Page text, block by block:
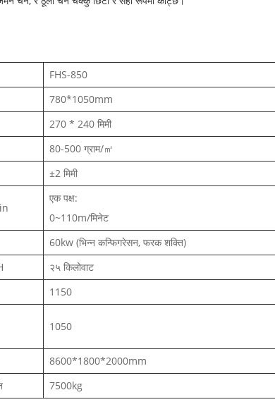
FHS-850
780*1050mm
270 * 240 मिमी
80-500 ग्राम/㎡
±2 मिमी
एक पक्ष:
0~110m/मिनेट
60kw (भिन्न कन्फिगरेसन, फरक शक्ति)
२५ किलोवाट
1150
1050
8600*1800*2000mm
7500kg